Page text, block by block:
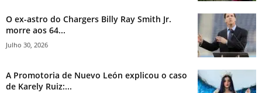
O ex-astro do Chargers Billy Ray Smith Jr.
morre aos 64...
Julho 30, 2026
A Promotoria de Nuevo León explicou o caso
de Karely Ruiz:...